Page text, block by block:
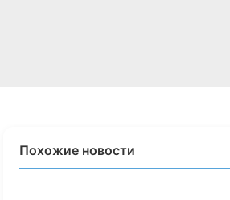
Похожие новости